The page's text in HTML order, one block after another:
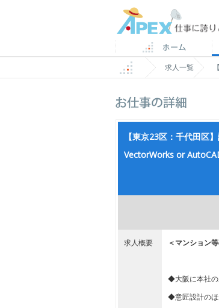
求人一覧
【東京23区：千代田区
VectorWorks or
求人概要 ＜マンション
◆大阪に本社の
◆意匠設計のほ